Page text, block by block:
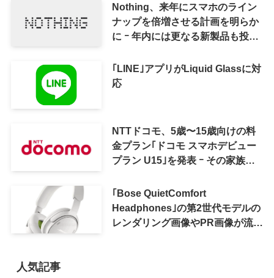
Nothing、来年にスマホのライン
ナップを倍増させる計画を明らか
に ｰ 年内には更なる新製品も投入
｢LINE｣アプリがLiquid Glassに対
応
NTTドコモ、5歳〜15歳向けの料
金プラン｢ドコモ スマホデビュー
プラン U15｣を発表 ｰ その家族が
｢Bose QuietComfort
Headphones｣の第2世代モデルの
レンダリング画像やPR画像が流出
人気記事